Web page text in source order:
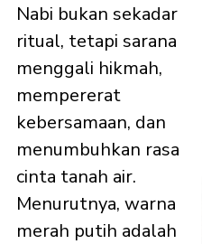
Nabi bukan sekadar
ritual, tetapi sarana
menggali hikmah,
mempererat
kebersamaan, dan
menumbuhkan rasa
cinta tanah air.
Menurutnya, warna
merah putih adalah